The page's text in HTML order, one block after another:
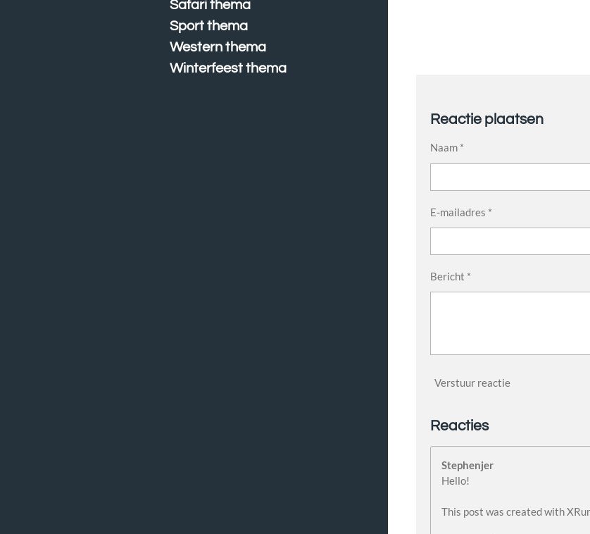
Reactie plaatsen
Naam *
E-mailadres *
Bericht *
Verstuur reactie
Reacties
Stephenjer
Hello!
This post was created with
Safari thema
Sport thema
Western thema
Winterfeest thema